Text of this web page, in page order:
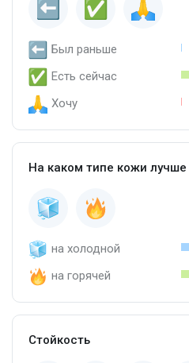
Был раньше
Есть сейчас
Хочу
На каком типе кожи
на холодной
на горячей
Стойкость